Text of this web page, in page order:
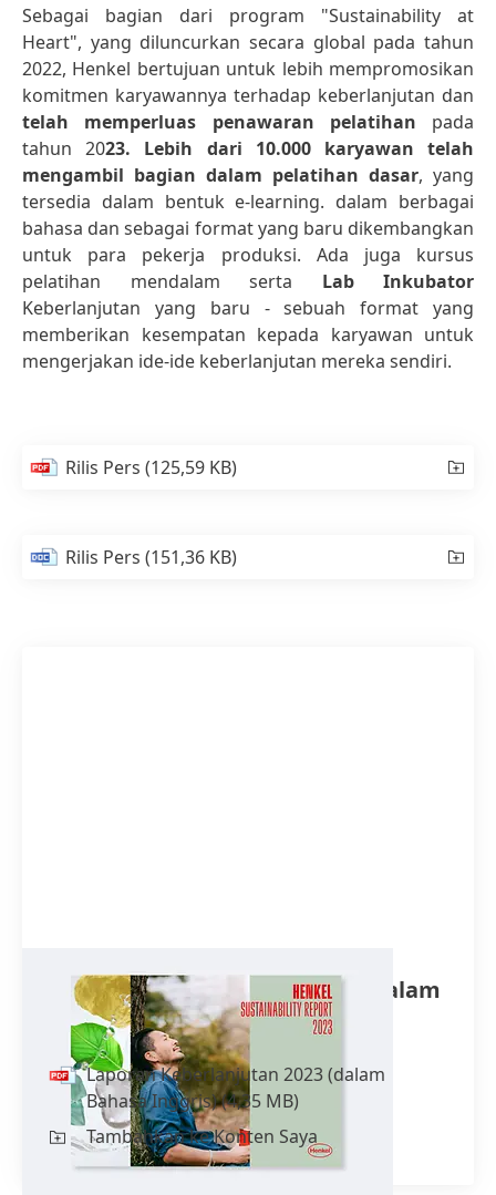
Sebagai bagian dari program "Sustainability at
Heart", yang diluncurkan secara global pada tahun
2022, Henkel bertujuan untuk lebih mempromosikan
komitmen karyawannya terhadap keberlanjutan dan
telah memperluas penawaran pelatihan pada
tahun 2023. Lebih dari 10.000 karyawan telah
mengambil bagian dalam pelatihan dasar, yang
tersedia dalam bentuk e-learning. dalam berbagai
bahasa dan sebagai format yang baru dikembangkan
untuk para pekerja produksi. Ada juga kursus
pelatihan mendalam serta Lab Inkubator
Keberlanjutan yang baru - sebuah format yang
memberikan kesempatan kepada karyawan untuk
mengerjakan ide-ide keberlanjutan mereka sendiri.
Rilis Pers(125,59 KB)
Rilis Pers(151,36 KB)
Laporan Keberlanjutan 2023
(dalam
Bahasa Inggris)
Laporan Keberlanjutan 2023(dalam
Bahasa Inggris)(4,35 MB)
Tambahkan ke Konten Saya